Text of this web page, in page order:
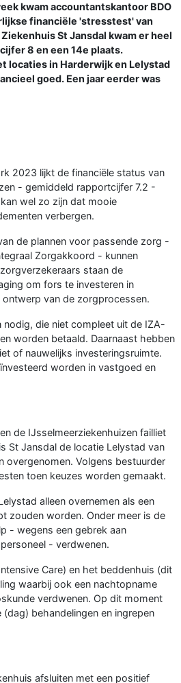
kwam accountantskantoor BDO
financiële 'stresstest' van
St Jansdal kwam er heel
8 en een 14e plaats.
locaties in Harderwijk en Lelystad
goed. Een jaar eerder was
2023 lijkt de financiële status van
- gemiddeld rapportcijfer 7.2 -
wel zo zijn dat mooie
verbergen.
de plannen voor passende zorg -
Zorgakkoord - kunnen
staan de
om fors te investeren in
ontwerp van de zorgprocessen.
nodig, die niet compleet uit de IZA-
worden betaald. Daarnaast hebben
of nauwelijks investeringsruimte.
worden in vastgoed en
de IJsselmeerziekenhuizen failliet
St Jansdal de locatie Lelystad van
overgenomen. Volgens bestuurder
toen keuzes worden gemaakt.
alleen overnemen als een
zouden worden. Onder meer is de
- wegens een gebrek aan
- verdwenen.
Care) en het beddenhuis (dit
waarbij ook een nachtopname
verdwenen. Op dit moment
behandelingen en ingrepen
afsluiten met een positief